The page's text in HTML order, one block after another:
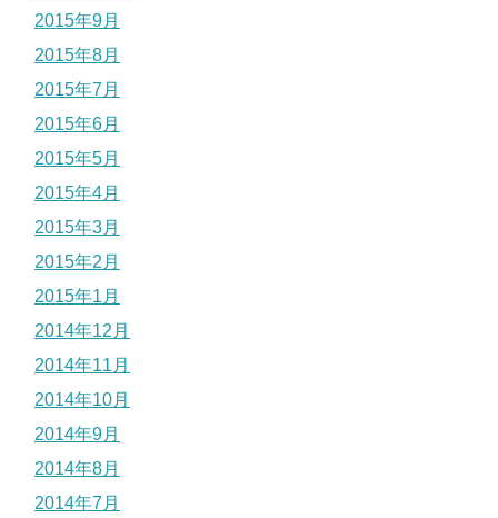
2015年9月
2015年8月
2015年7月
2015年6月
2015年5月
2015年4月
2015年3月
2015年2月
2015年1月
2014年12月
2014年11月
2014年10月
2014年9月
2014年8月
2014年7月